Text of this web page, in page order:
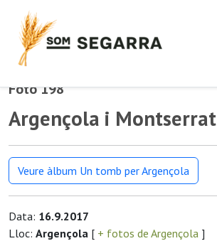
Foto 198
Argençola i Montserrat
Veure àlbum Un tomb per Argençola
Data: 16.9.2017
Lloc: Argençola [ + fotos de Argençola ]